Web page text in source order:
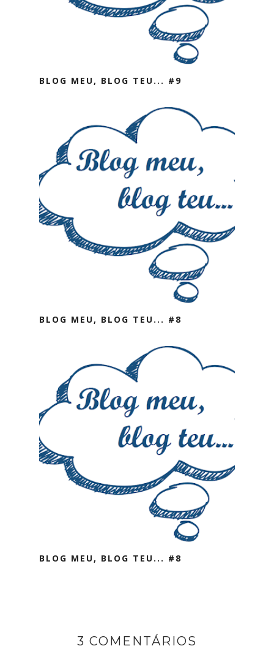
BLOG MEU, BLOG TEU... #9
BLOG MEU, BLOG TEU... #8
BLOG MEU, BLOG TEU... #8
3 COMENTÁRIOS